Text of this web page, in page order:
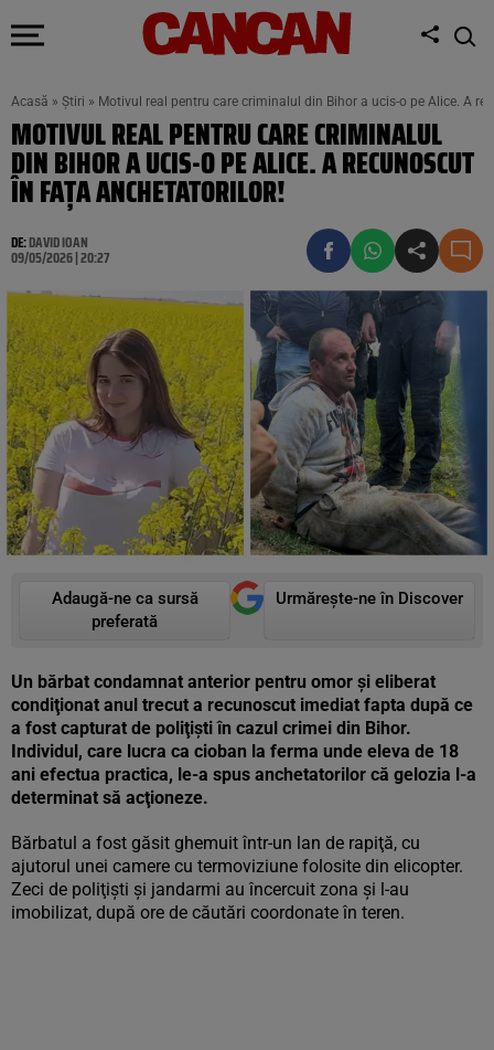
Acasă » Știri » Motivul real pentru care criminalul din Bihor a ucis-o pe Alice. A
MOTIVUL REAL PENTRU CARE CRIMINALUL
DIN BIHOR A UCIS-O PE ALICE. A RECUNOSCUT
ÎN FAȚA ANCHETATORILOR!
DE:DAVID IOAN
09/05/2026 | 20:27
Adaugă-ne ca sursă
preferată
Urmărește-ne în Discover
Un bărbat condamnat anterior pentru omor şi eliberat
condiţionat anul trecut a recunoscut imediat fapta după ce
a fost capturat de poliţişti în cazul crimei din Bihor.
Individul, care lucra ca cioban la ferma unde eleva de 18
ani efectua practica, le-a spus anchetatorilor că gelozia l-a
determinat să acţioneze.
Bărbatul a fost găsit ghemuit într-un lan de rapiţă, cu
ajutorul unei camere cu termoviziune folosite din elicopter.
Zeci de poliţişti şi jandarmi au încercuit zona şi l-au
imobilizat, după ore de căutări coordonate în teren.